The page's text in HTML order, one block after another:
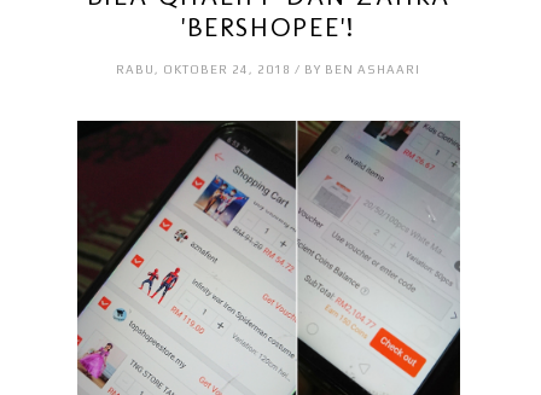
'BERSHOPEE'!
RABU, OKTOBER 24, 2018 / BY BEN ASHAARI